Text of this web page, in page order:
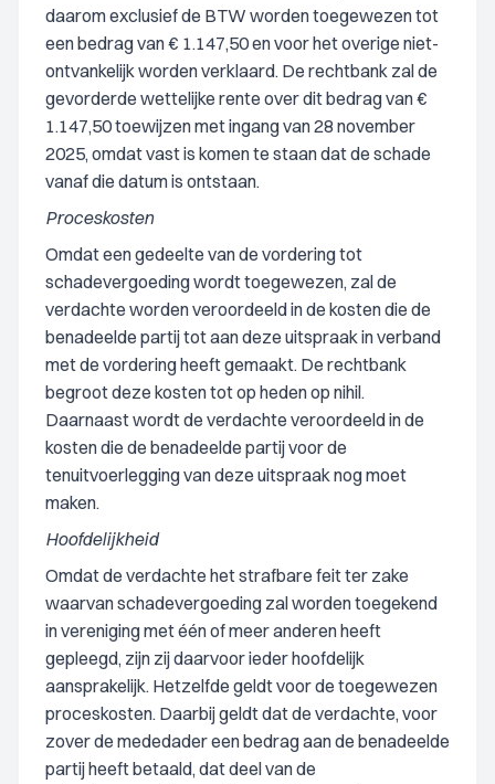
daarom exclusief de BTW worden toegewezen tot
een bedrag van € 1.147,50 en voor het overige niet-
ontvankelijk worden verklaard. De rechtbank zal de
gevorderde wettelijke rente over dit bedrag van €
1.147,50 toewijzen met ingang van 28 november
2025, omdat vast is komen te staan dat de schade
vanaf die datum is ontstaan.
Proceskosten
Omdat een gedeelte van de vordering tot
schadevergoeding wordt toegewezen, zal de
verdachte worden veroordeeld in de kosten die de
benadeelde partij tot aan deze uitspraak in verband
met de vordering heeft gemaakt. De rechtbank
begroot deze kosten tot op heden op nihil.
Daarnaast wordt de verdachte veroordeeld in de
kosten die de benadeelde partij voor de
tenuitvoerlegging van deze uitspraak nog moet
maken.
Hoofdelijkheid
Omdat de verdachte het strafbare feit ter zake
waarvan schadevergoeding zal worden toegekend
in vereniging met één of meer anderen heeft
gepleegd, zijn zij daarvoor ieder hoofdelijk
aansprakelijk. Hetzelfde geldt voor de toegewezen
proceskosten. Daarbij geldt dat de verdachte, voor
zover de mededader een bedrag aan de benadeelde
partij heeft betaald, dat deel van de